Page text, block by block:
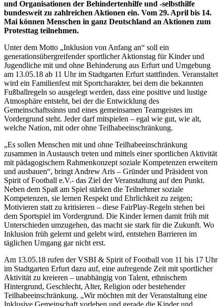
und Organisationen der Behindertenhilfe und -selbsthilfe
bundesweit zu zahlreichen Aktionen ein. Vom 29. April bis 14.
Mai können Menschen in ganz Deutschland an Aktionen zum
Protesttag teilnehmen.
Unter dem Motto „Inklusion von Anfang an“ soll ein
generationsübergreifender sportlicher Aktionstag für Kinder und
Jugendliche mit und ohne Behinderung aus Erfurt und Umgebung
am 13.05.18 ab 11 Uhr im Stadtgarten Erfurt stattfinden. Veranstaltet
wird ein Familienfest mit Sportcharakter, bei dem die bekannten
Fußballregeln so ausgelegt werden, dass eine positive und lustige
Atmosphäre entsteht, bei der die Entwicklung des
Gemeinschaftssinns und eines gemeinsamen Teamgeistes im
Vordergrund steht. Jeder darf mitspielen – egal wie gut, wie alt,
welche Nation, mit oder ohne Teilhabeeinschränkung.
„Es sollen Menschen mit und ohne Teilhabeeinschränkung
zusammen in Austausch treten und mittels einer sportlichen Aktivität
mit pädagogischem Rahmenkonzept soziale Kompetenzen erweitern
und ausbauen“, bringt Andrew Aris – Gründer und Präsident von
Spirit of Football e.V.- das Ziel der Veranstaltung auf den Punkt.
Neben dem Spaß am Spiel stärken die Teilnehmer soziale
Kompetenzen, sie lernen Respekt und Ehrlichkeit zu zeigen;
Motivieren statt zu kritisieren – diese FairPlay-Regeln stehen bei
dem Sportspiel im Vordergrund. Die Kinder lernen damit früh mit
Unterschieden umzugehen, das macht sie stark für die Zukunft. Wo
Inklusion früh gelernt und gelebt wird, entstehen Barrieren im
täglichen Umgang gar nicht erst.
Am 13.05.18 rufen der VSBI & Spirit of Football von 11 bis 17 Uhr
im Stadtgarten Erfurt dazu auf, eine aufregende Zeit mit sportlicher
Aktivität zu kreieren – unabhängig von Talent, ethnischem
Hintergrund, Geschlecht, Alter, Religion oder bestehender
Teilhabeeinschränkung. „Wir möchten mit der Veranstaltung eine
Inklusive Gemeinschaft vorleben und gerade die Kinder und